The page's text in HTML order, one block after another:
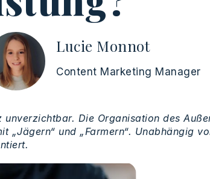
Lucie Monnot
Content Marketing Manager
Die Organisation des
und „Farmern“. Unabhängig